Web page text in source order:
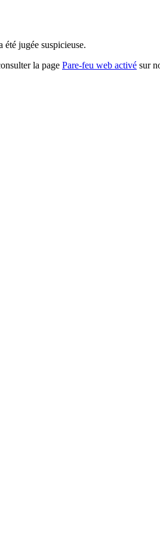
jugée suspicieuse.
la page Pare-feu web activé sur